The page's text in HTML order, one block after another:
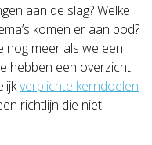
aan de slag? Welke
komen er aan bod?
nog meer als we een
hebben een overzicht
verplichte kerndoelen
richtlijn die niet